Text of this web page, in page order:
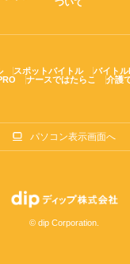
スポットバイトル
バイトル
ナースではたらこ 介護
パソコン表示画面へ
© dip Corporation.